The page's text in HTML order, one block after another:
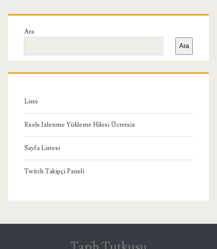
Birincil
Yan
Menü
Ara
Ara
Liste
Reels Izlenme Yükleme Hilesi Ücretsiz
Sayfa Listesi
Twitch Takipçi Paneli